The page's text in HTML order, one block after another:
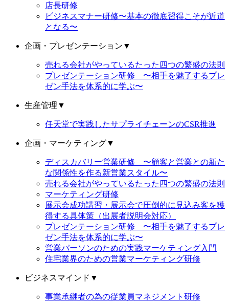
店長研修
ビジネスマナー研修〜基本の徹底習得こそが近道
となる〜
企画・プレゼンテーション ▼
売れる会社がやっているたった四つの繁盛の法則
プレゼンテーション研修 〜相手を魅了するプレ
ゼン手法を体系的に学ぶ〜
生産管理 ▼
任天堂で実践したサプライチェーンのCSR推進
企画・マーケティング▼
ディスカバリー営業研修 〜顧客と営業との新た
な関係性を作る新営業スタイル〜
売れる会社がやっているたった四つの繁盛の法則
マーケティング研修
展示会成功講習・展示会で圧倒的に見込み客を獲
得する具体策（出展者説明会対応）
プレゼンテーション研修 〜相手を魅了するプレ
ゼン手法を体系的に学ぶ〜
営業パーソンのための実践マーケティング入門
住宅業界のための営業マーケティング研修
ビジネスマインド ▼
事業承継者の為の従業員マネジメント研修